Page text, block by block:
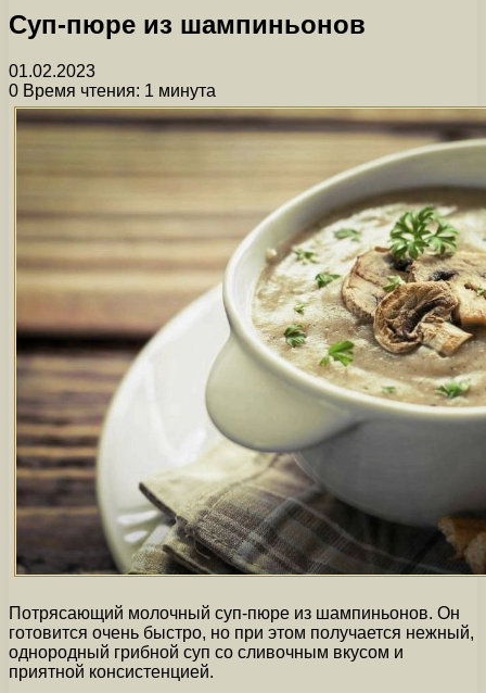
Суп-пюре из шампиньонов
01.02.2023
0 Время чтения: 1 минута
Потрясающий молочный суп-пюре из шампиньонов. Он
готовится очень быстро, но при этом получается нежный,
однородный грибной суп со сливочным вкусом и
приятной консистенцией.